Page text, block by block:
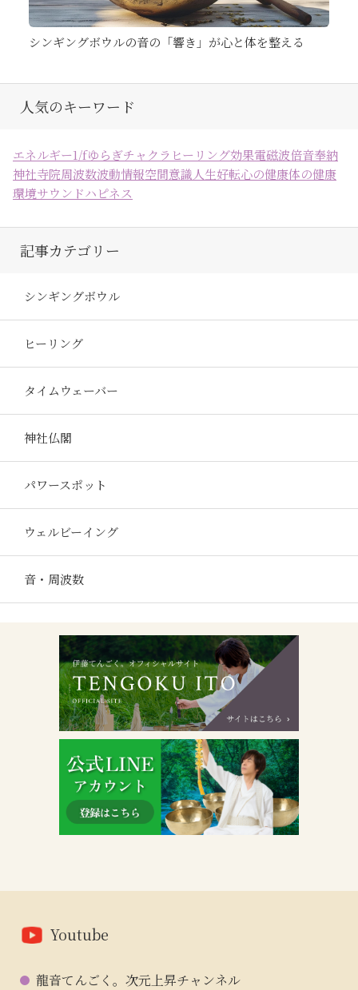
シンギングボウルの音の「響き」が心と体を整える
人気のキーワード
エネルギー1/fゆらぎチャクラ ヒーリング効果電磁波倍音奉納
神社寺院周波数波動情報空間意識人生好転心の健康体の健康
環境サウンドハピネス
記事カテゴリー
シンギングボウル
ヒーリング
タイムウェーバー
神社仏閣
パワースポット
ウェルビーイング
音・周波数
Youtube
龍音てんごく。次元上昇チャンネル